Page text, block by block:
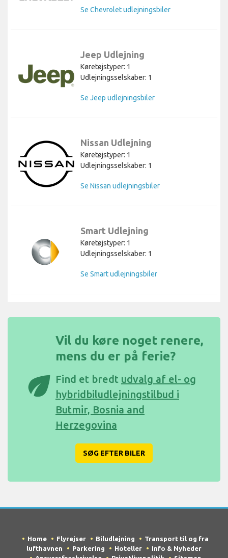
Se Chevrolet udlejningsbiler
Jeep Udlejning
Køretøjstyper: 1
Udlejningsselskaber: 1
Se Jeep udlejningsbiler
Nissan Udlejning
Køretøjstyper: 1
Udlejningsselskaber: 1
Se Nissan udlejningsbiler
Smart Udlejning
Køretøjstyper: 1
Udlejningsselskaber: 1
Se Smart udlejningsbiler
eco
Vil du køre noget renere,
mens du er på ferie?
Find et bredt udvalg af el- og
hybridbiludlejningstilbud i
Butmir, Bosnia and
Herzegovina
SØG EFTER BILER
Home Flyrejser Biludlejning
Transport til og fra
lufthavnen
Parkering Hoteller
Info & Nyheder